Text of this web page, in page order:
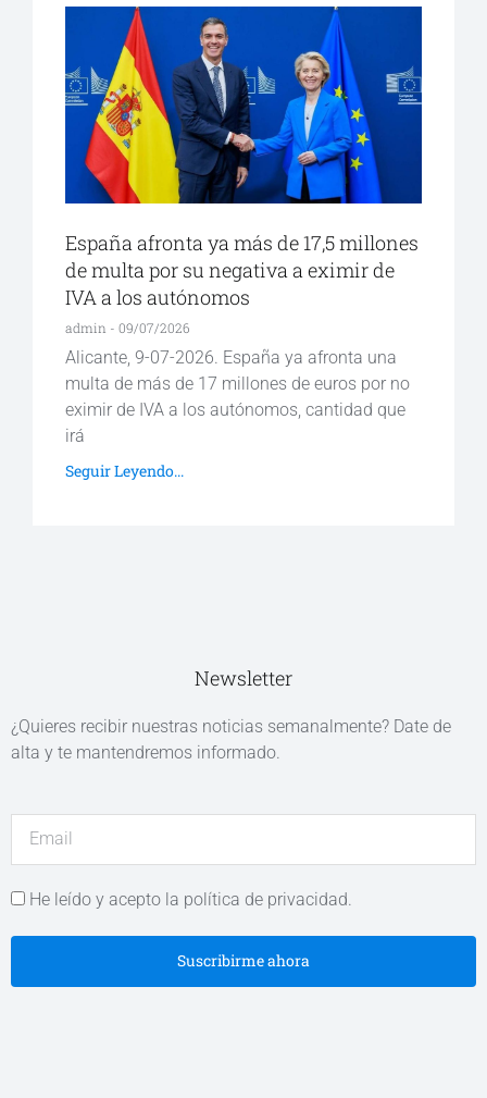
España afronta ya más de 17,5 millones
de multa por su negativa a eximir de
IVA a los autónomos
admin 09/07/2026
Alicante, 9-07-2026. España ya afronta una
multa de más de 17 millones de euros por no
eximir de IVA a los autónomos, cantidad que
irá
Seguir Leyendo...
Newsletter
¿Quieres recibir nuestras noticias semanalmente? Date de
alta y te mantendremos informado.
He leído y acepto la política de privacidad.
Suscribirme ahora